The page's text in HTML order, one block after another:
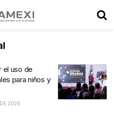
el uso de
para niños y
2026